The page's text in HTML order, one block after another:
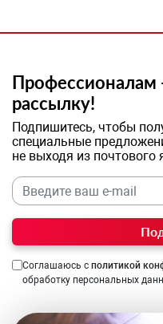
Профессионалам
рассылку!
Подпишитесь, чтобы
специальные
не выходя из почтового
Соглашаюсь с политикой
обработку персональных